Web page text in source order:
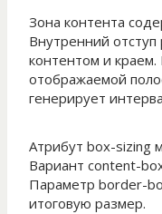
Зона контента
Внутренний
контентом и
отображаемой
генерирует
Атрибут box-sizing
Вариант content-
Параметр border-
итоговую размер.